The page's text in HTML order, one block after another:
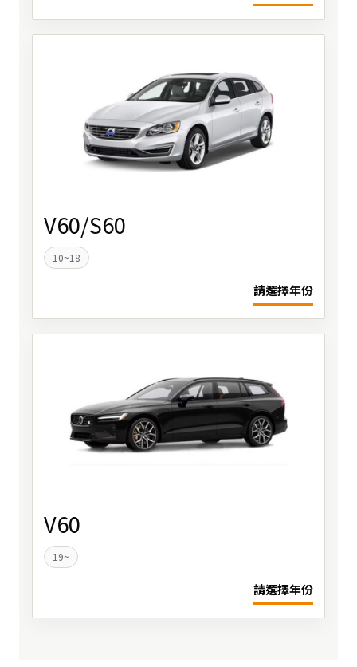
V60/S60
10~18
請選擇年份
V60
19~
請選擇年份